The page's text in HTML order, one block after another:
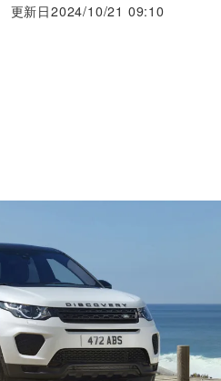
更新日2024/10/21 09:10